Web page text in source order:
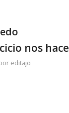
nos
editajo